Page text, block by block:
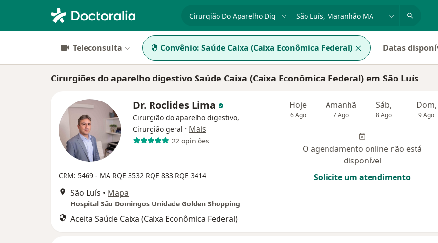
cidade ou região
Teleconsulta Convênio: Saúde Caixa (Caixa Econômica Federal) Datas
Cirurgiões do aparelho digestivo Saúde Caixa (Caixa Econômica Federal) em São Luís
Dr. Roclides Lima
Cirurgião do aparelho digestivo,
Cirurgião geral · Mais
22 opiniões
CRM: 5469 - MA RQE 3532 RQE 833 RQE 3414
São Luís • Mapa
Hospital São Domingos Unidade Golden Shopping
Aceita Saúde Caixa (Caixa Econômica Federal)
Hoje
6 Ago
Amanhã
7 Ago
Sáb,
8 Ago
Dom,
9 Ago
O agendamento online não está
disponível
Solicite um atendimento